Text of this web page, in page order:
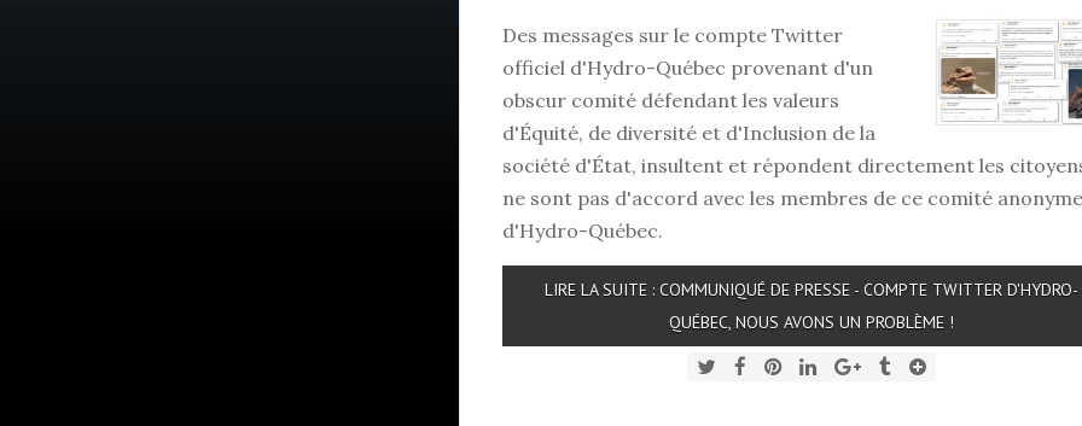
Des messages sur le compte Twitter
officiel d'Hydro-Québec provenant d'un
obscur comité défendant les valeurs
d'Équité, de diversité et d'Inclusion de la
société d'État, insultent et répondent directement les
ne sont pas d'accord avec les membres de ce comité anonyme
d'Hydro-Québec.
LIRE LA SUITE : COMMUNIQUÉ DE PRESSE - COMPTE TWITTER D'HYDRO-
QUÉBEC, NOUS AVONS UN PROBLÈME !